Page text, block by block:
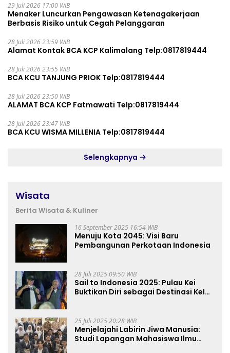
29 Juli 2026 17:00 WIB
Menaker Luncurkan Pengawasan Ketenagakerjaan
Berbasis Risiko untuk Cegah Pelanggaran
28 Juli 2026 23:59 WIB
Alamat Kontak BCA KCP Kalimalang Telp:0817819444
28 Juli 2026 23:55 WIB
BCA KCU TANJUNG PRIOK Telp:0817819444
28 Juli 2026 23:50 WIB
ALAMAT BCA KCP Fatmawati Telp:0817819444
28 Juli 2026 23:47 WIB
BCA KCU WISMA MILLENIA Telp:0817819444
Selengkapnya
Wisata
Berita Wisata & Kuliner
16 September 2025 16:54 WIB
Menuju Kota 2045: Visi Baru
Pembangunan Perkotaan Indonesia
28 Juli 2025 09:50 WIB
Sail to Indonesia 2025: Pulau Kei
Buktikan Diri sebagai Destinasi Kelas
25 Juli 2025 20:28 WIB
Menjelajahi Labirin Jiwa Manusia:
Studi Lapangan Mahasiswa Ilmu